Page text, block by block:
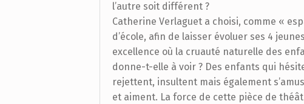
l’autre soit différent ?
Catherine Verlaguet a choisi, comme «
d’école, afin de laisser évoluer ses 4
excellence où la cruauté naturelle des
donne-t-elle à voir ? Des enfants qui
rejettent, insultent mais également
et aiment. La force de cette pièce de